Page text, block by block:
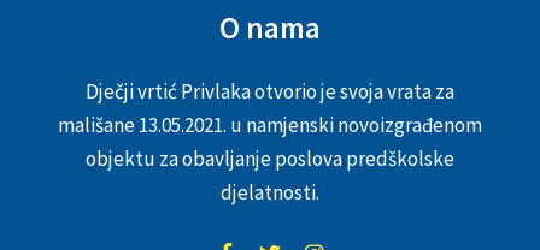
O nama
Dječji vrtić Privlaka otvorio je svoja vrata za
mališane 13.05.2021. u namjenski novoizgrađenom
objektu za obavljanje poslova predškolske
djelatnosti.